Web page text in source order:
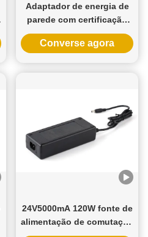
Adaptador de energia de
parede com certificação
UL com saída de 5V 12V
24V e potência de 12W
Converse agora
24V5000mA 120W fonte de
alimentação de comutação
com entrada AC100-240V e